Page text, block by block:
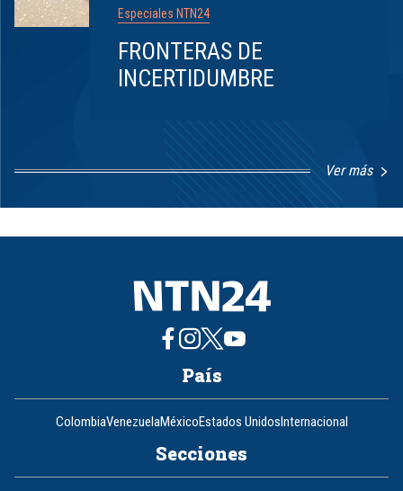
Especiales NTN24
FRONTERAS DE
INCERTIDUMBRE
Ver más
1
8
País
ColombiaVenezuelaMéxicoEstados Unidos Internacional
Secciones